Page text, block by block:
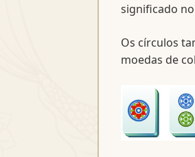
significado
Os círculos
moedas de